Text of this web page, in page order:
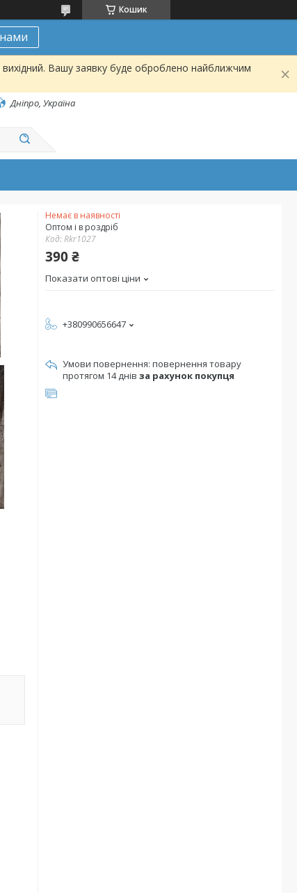
Кошик
Вашу заявку буде оброблено найближчим
Дніпро, Україна
Немає в наявності
Оптом і в роздріб
Код:Rkr1027
390 ₴
Показати оптові ціни
+380990656647
повернення товару
протягом 14 днів за рахунок покупця